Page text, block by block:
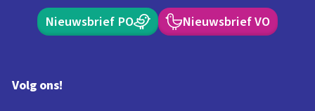
Nieuwsbrief PO Nieuwsbrief VO
Volg ons!